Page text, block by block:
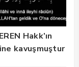
Hakk’ın
kavuşmuştur